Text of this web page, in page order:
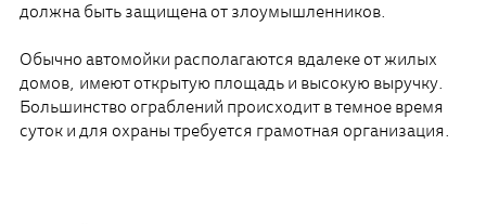
должна быть защищена от злоумышленников.
Обычно автомойки располагаются вдалеке от жилых
домов, имеют открытую площадь и высокую выручку.
Большинство ограблений происходит в темное время
суток и для охраны требуется грамотная организация.